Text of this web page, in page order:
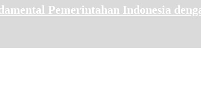
Pemerintahan Indonesia